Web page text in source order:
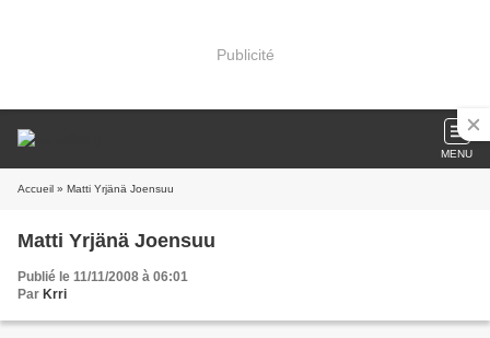
Publicité
MENU
Accueil » Matti Yrjänä Joensuu
Matti Yrjänä Joensuu
Publié le 11/11/2008 à 06:01
Par Krri